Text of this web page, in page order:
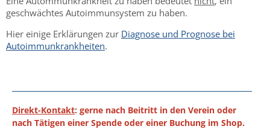
geschwächtes Autoimmunsystem zu haben.
Hier einige Erklärungen zur Diagnose und Prognose bei
Autoimmunkrankheiten.
Direkt-Kontakt: gerne nach Beitritt in den Verein oder
nach Tätigen einer Spende oder einer Buchung im Shop.